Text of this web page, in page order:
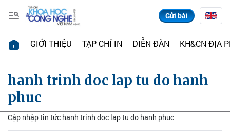
Gửi bài
GIỚI THIỆU TẠP CHÍ IN DIỄN ĐÀN KH&CN ĐỊA
hanh trinh doc lap tu do hanh
phuc
Cập nhập tin tức hanh trinh doc lap tu do hanh phuc